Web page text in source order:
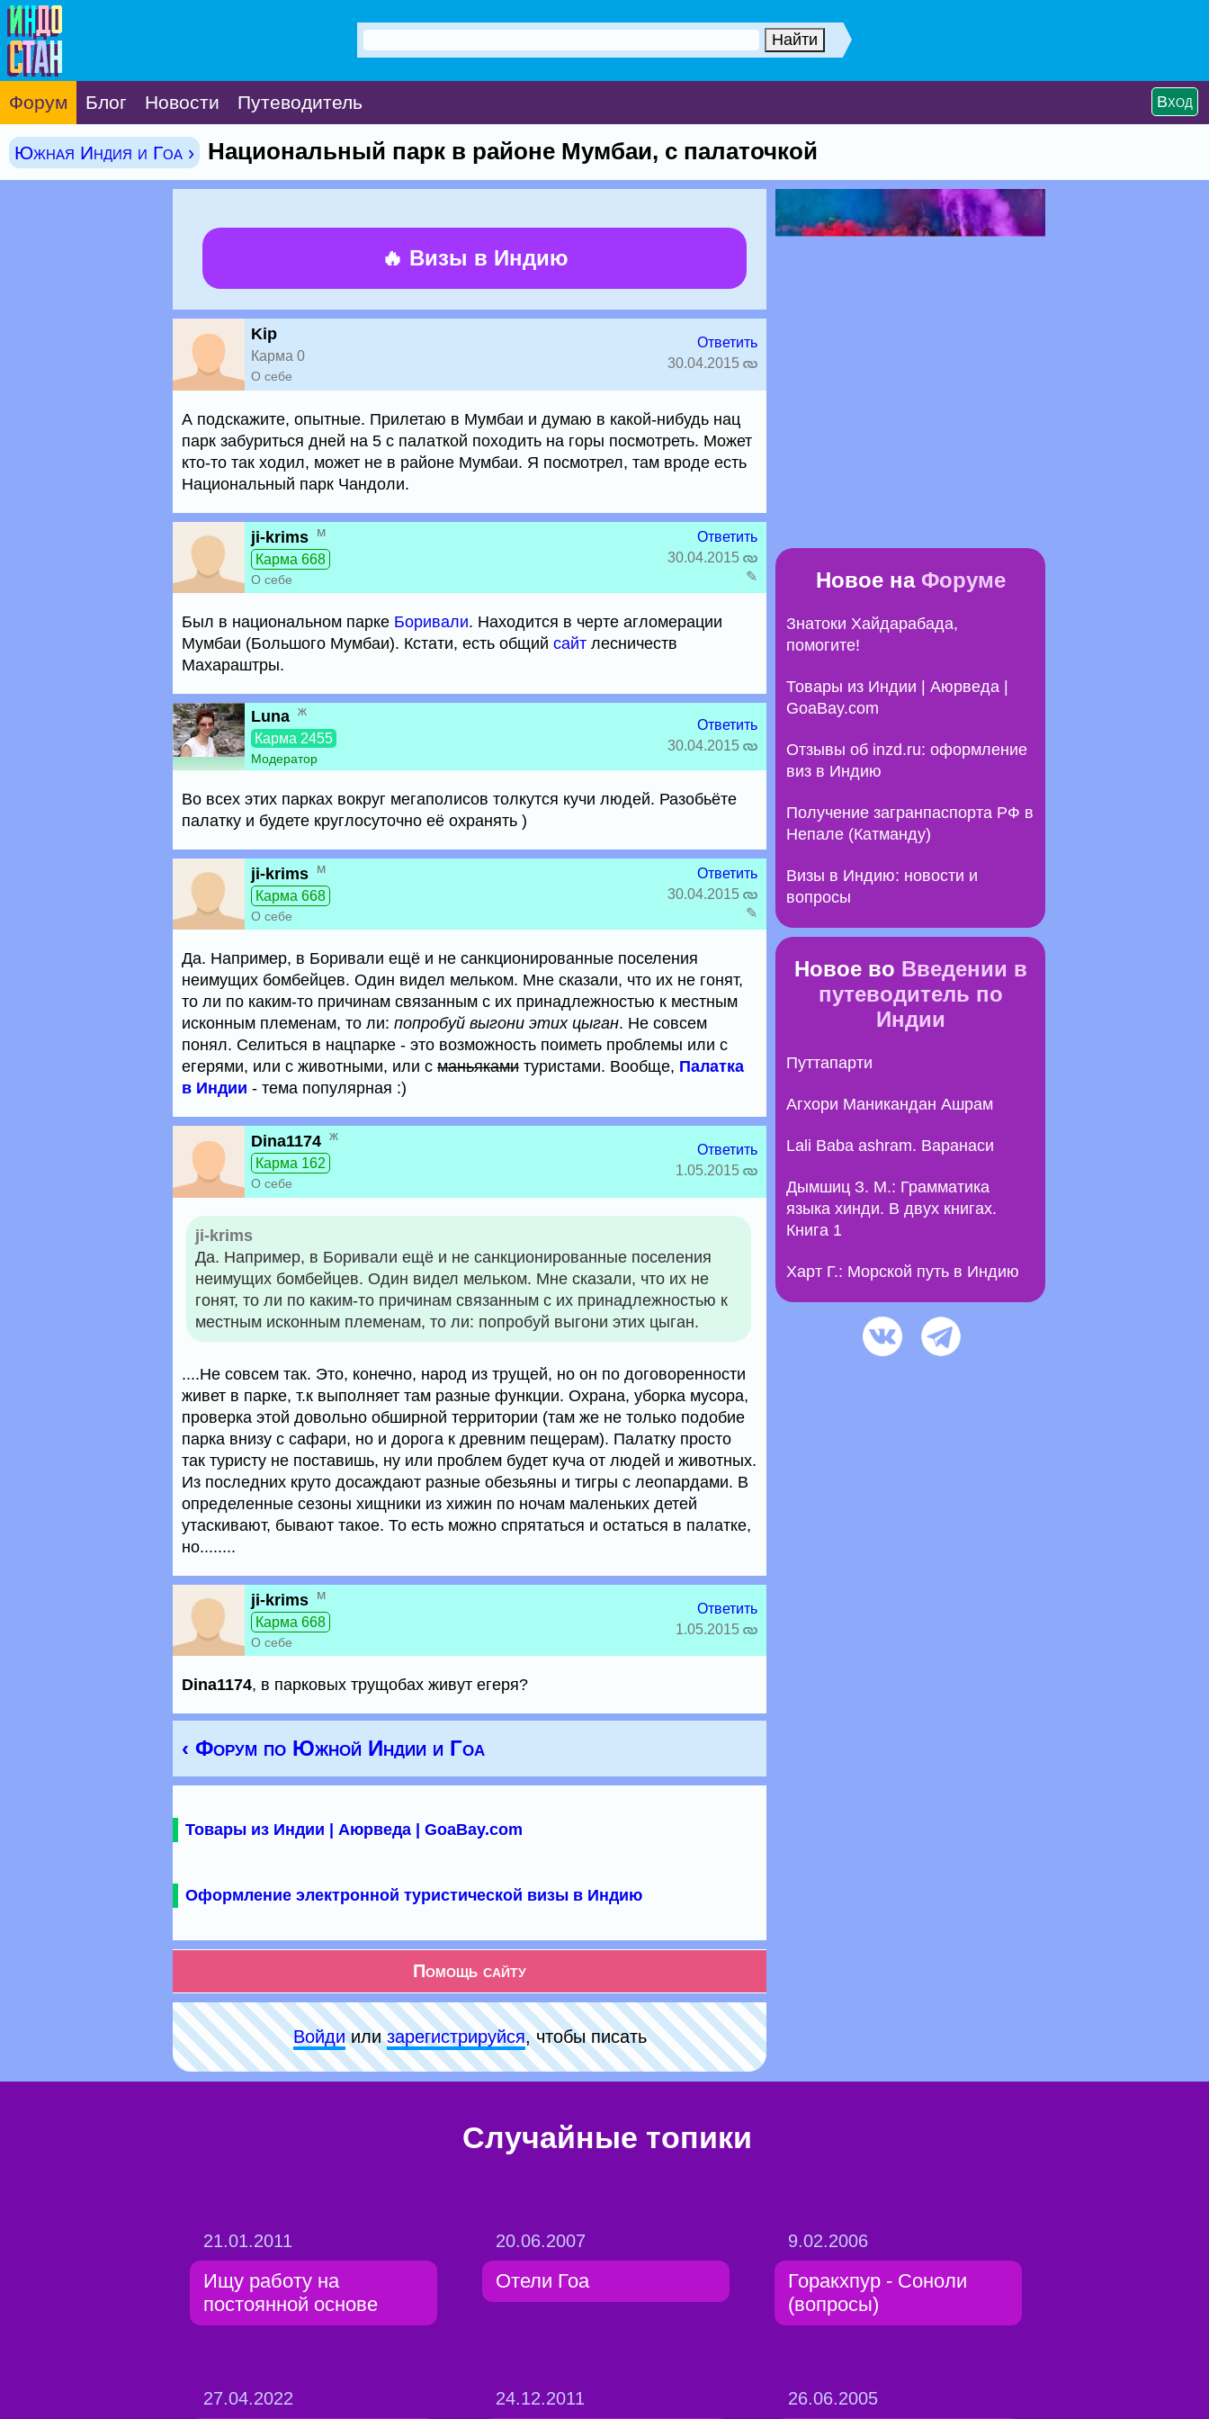
Форум Блог Новости Путеводитель Вход
Южная Индия и Гоа › Национальный парк в районе Мумбаи, с палаточкой
🔥 Визы в Индию
Kip
Карма 0
О себе
Ответить
30.04.2015
А подскажите, опытные. Прилетаю в Мумбаи и думаю в какой-нибудь нац
парк забуриться дней на 5 с палаткой походить на горы посмотреть. Может
кто-то так ходил, может не в районе Мумбаи. Я посмотрел, там вроде есть
Национальный парк Чандоли.
ji-krims м
Карма 668
О себе
Ответить
30.04.2015
✎
Был в национальном парке Боривали. Находится в черте агломерации
Мумбаи (Большого Мумбаи). Кстати, есть общий сайт лесничеств
Махараштры.
Luna ж
Карма 2455
Модератор
Ответить
30.04.2015
Во всех этих парках вокруг мегаполисов толкутся кучи людей. Разобьёте
палатку и будете круглосуточно её охранять )
ji-krims м
Карма 668
О себе
Ответить
30.04.2015
✎
Да. Например, в Боривали ещё и не санкционированные поселения
неимущих бомбейцев. Один видел мельком. Мне сказали, что их не гонят,
то ли по каким-то причинам связанным с их принадлежностью к местным
исконным племенам, то ли: попробуй выгони этих цыган. Не совсем
понял. Селиться в нацпарке - это возможность поиметь проблемы или с
егерями, или с животными, или с маньяками туристами. Вообще, Палатка
в Индии - тема популярная :)
Dina1174 ж
Карма 162
О себе
Ответить
1.05.2015
ji-krims
Да. Например, в Боривали ещё и не санкционированные поселения
неимущих бомбейцев. Один видел мельком. Мне сказали, что их не
гонят, то ли по каким-то причинам связанным с их принадлежностью к
местным исконным племенам, то ли: попробуй выгони этих цыган.
....Не совсем так. Это, конечно, народ из трущей, но он по договоренности
живет в парке, т.к выполняет там разные функции. Охрана, уборка мусора,
проверка этой довольно обширной территории (там же не только подобие
парка внизу с сафари, но и дорога к древним пещерам). Палатку просто
так туристу не поставишь, ну или проблем будет куча от людей и животных.
Из последних круто досаждают разные обезьяны и тигры с леопардами. В
определенные сезоны хищники из хижин по ночам маленьких детей
утаскивают, бывают такое. То есть можно спрятаться и остаться в палатке,
но........
ji-krims м
Карма 668
О себе
Ответить
1.05.2015
Dina1174, в парковых трущобах живут егеря?
‹ Форум по Южной Индии и Гоа
Товары из Индии | Аюрведа | GoaBay.com
Оформление электронной туристической визы в Индию
Помощь сайту
Войдиилизарeгиcтpируйся, чтобы писать
Новое на Форуме
Знатоки Хайдарабада,
помогите!
Товары из Индии | Аюрведа |
GoaBay.com
Отзывы об inzd.ru: оформление
виз в Индию
Получение загранпаспорта РФ в
Непале (Катманду)
Визы в Индию: новости и
вопросы
Новое во Введении в
путеводитель по
Индии
Путтапарти
Агхори Маникандан Ашрам
Lali Baba ashram. Варанаси
Дымшиц З. М.: Грамматика
языка хинди. В двух книгах.
Книга 1
Харт Г.: Морской путь в Индию
Случайные топики
21.01.2011
Ищу работу на
постоянной основе
20.06.2007
Отели Гоа
9.02.2006
Горакхпур - Соноли
(вопросы)
27.04.2022 24.12.2011 26.06.2005